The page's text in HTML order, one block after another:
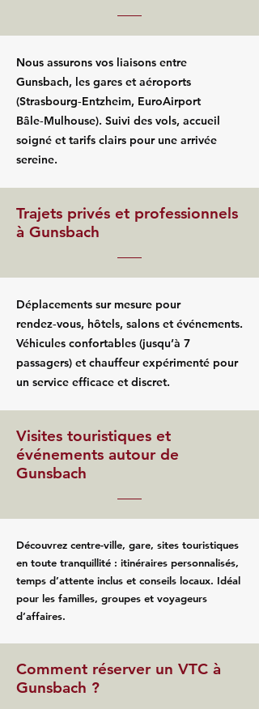
Nous assurons vos liaisons entre
Gunsbach, les gares et aéroports
(Strasbourg‑Entzheim, EuroAirport
Bâle‑Mulhouse). Suivi des vols, accueil
soigné et tarifs clairs pour une arrivée
sereine.
Trajets privés et professionnels
à Gunsbach
Déplacements sur mesure pour
rendez‑vous, hôtels, salons et événements.
Véhicules confortables (jusqu’à 7
passagers) et chauffeur expérimenté pour
un service efficace et discret.
Visites touristiques et
événements autour de
Gunsbach
Découvrez centre-ville, gare, sites touristiques
en toute tranquillité : itinéraires personnalisés,
temps d’attente inclus et conseils locaux. Idéal
pour les familles, groupes et voyageurs
d’affaires.
Comment réserver un VTC à
Gunsbach ?